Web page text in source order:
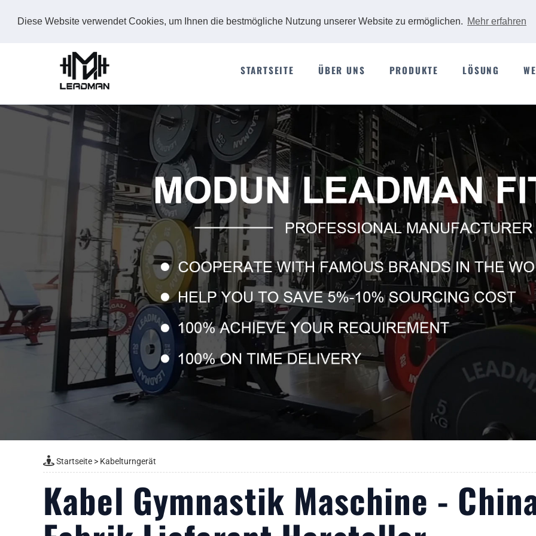
Diese Website verwendet Cookies, um Ihnen die bestmögliche Nutzung unserer Website zu ermöglichen. Mehr erfahren
STARTSEITE ÜBER UNS PRODUKTE LÖSUNG
Startseite> Kabelturngerät
Kabel Gymnastik Maschine -